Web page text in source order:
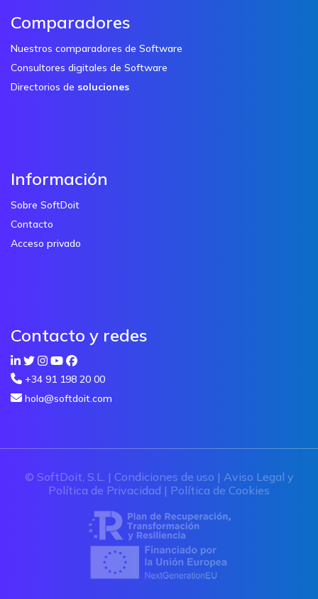
Comparadores
Nuestros comparadores de Software
Consultores digitales de Software
Directorios de soluciones
Información
Sobre SoftDoit
Contacto
Acceso privado
Contacto y redes
+34 91 198 20 00
hola@softdoit.com
© SoftDoit, S.L. | Condiciones de uso | Aviso Legal y
Política de Privacidad | Política de Cookies